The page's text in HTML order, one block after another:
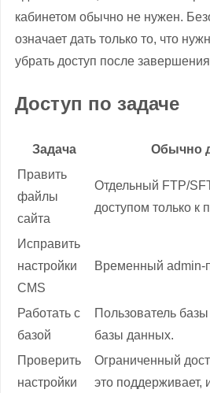
кабинетом обычно не нужен.
означает дать только то, что
убрать доступ после
Доступ по задаче
Задача
Обычно
Править
файлы
сайта
Отдельный FTP/
доступом только к
Исправить
настройки
CMS
Временный admin-
Работать с
базой
Пользователь
базы данных.
Проверить
настройки
Ограниченный
это поддерживает,